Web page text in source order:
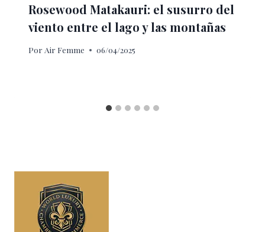
Rosewood Matakauri: el susurro del
viento entre el lago y las montañas
Por Air Femme 06/04/2025